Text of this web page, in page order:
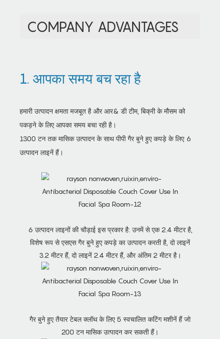
COMPANY ADVANTAGES
1. आपका समय बच रहा है
हमारी उत्पादन क्षमता मजबूत है और आर& डी टीम, बिक्री के मौसम को
पकड़ने के लिए आपका समय बचा रही है।
1300 टन तक मासिक उत्पादन के साथ पीपी गैर बुने हुए कपड़े के लिए 6
उत्पादन लाइनें हैं।
6 उत्पादन लाइनों की चौड़ाई इस प्रकार है: उनमें से एक 2.4 मीटर है,
विशेष रूप से एसएस गैर बुने हुए कपड़े का उत्पादन करती है, दो लाइनें
3.2 मीटर हैं, दो लाइनें 2.4 मीटर हैं, और अंतिम 2 मीटर है।
गैर बुने हुए तैयार टेबल क्लॉथ के लिए 5 स्वचालित कटिंग मशीनें हैं जो
200 टन मासिक उत्पादन कर सकती हैं।